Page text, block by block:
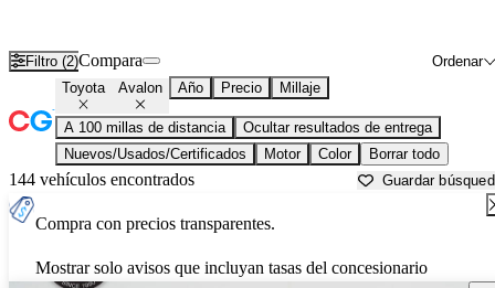
Filtro (2) Ordenar
Compara
Toyota Avalon Año Precio Millaje
A 100 millas de distancia
Ocultar resultados de entrega
Nuevos/Usados/Certificados
Motor Color Borrar todo
144 vehículos encontrados Guardar
Compra con precios transparentes.
Mostrar solo avisos que incluyan tasas del concesionario